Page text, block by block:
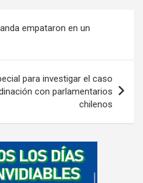
empataron en un
para investigar el caso
con parlamentarios
chilenos